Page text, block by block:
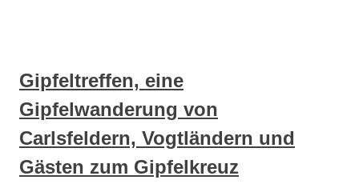
Gipfeltreffen, eine
Gipfelwanderung von
Carlsfeldern, Vogtländern und
Gästen zum Gipfelkreuz